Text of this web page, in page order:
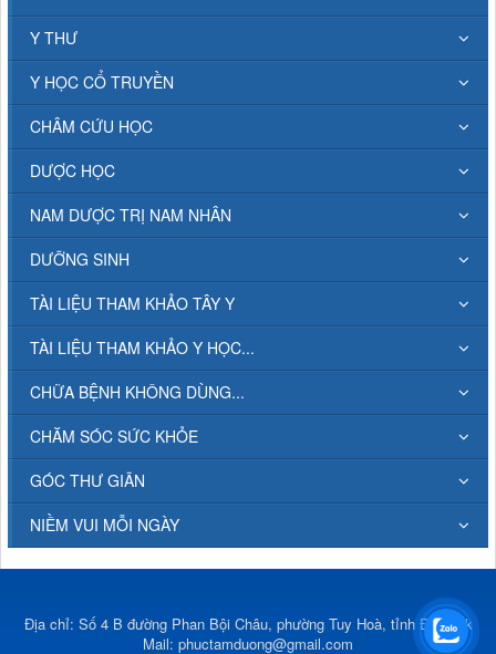
Y THƯ
Y HỌC CỔ TRUYỀN
CHÂM CỨU HỌC
DƯỢC HỌC
NAM DƯỢC TRỊ NAM NHÂN
DƯỠNG SINH
TÀI LIỆU THAM KHẢO TÂY Y
TÀI LIỆU THAM KHẢO Y HỌC...
CHỮA BỆNH KHÔNG DÙNG...
CHĂM SÓC SỨC KHỎE
GÓC THƯ GIÃN
NIỀM VUI MỖI NGÀY
Địa chỉ: Số 4 B đường Phan Bội Châu, phường Tuy Hoà, tỉnh Đắk Lắk
Mail: phuctamduong@gmail.com